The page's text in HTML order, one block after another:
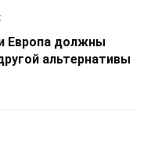
Европа должны
альтернативы